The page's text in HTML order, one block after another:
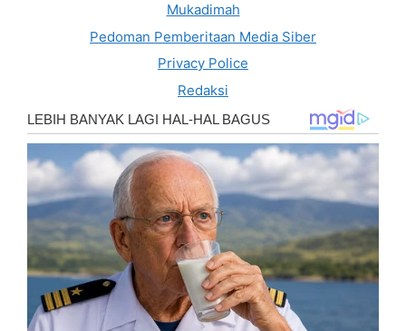
Mukadimah
Pedoman Pemberitaan Media Siber
Privacy Police
Redaksi